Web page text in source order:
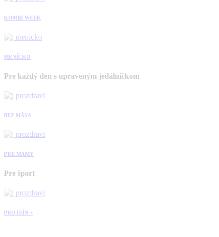
KOMBI WEEK
MENÍČKO
Pre každý den s upraveným jedálničkom
BEZ MÄSA
PRE MAMY
Pre šport
PROTEÍN +